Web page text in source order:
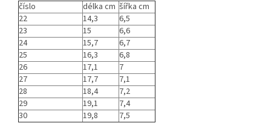
číslo délka cm šířka cm
22
14,3
6,5
23
15
6,6
24
15,7
6,7
25
16,3
6,8
26
17,1
7
27
17,7
7,1
28
18,4
7,2
29
19,1
7,4
30
19,8 7,5